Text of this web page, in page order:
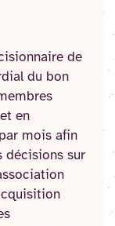
de
du bon
en
mois afin
décisions sur